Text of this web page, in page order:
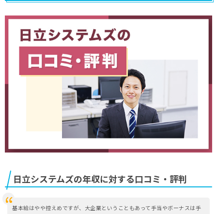
日立システムズの年収に対する口コミ・評判
基本給はやや控えめですが、大企業ということもあって手当やボーナスは手